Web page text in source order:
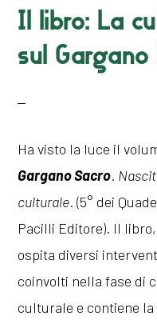
Il libro: La
sul Gargano
Ha visto la luce il
Gargano Sacro.
culturale. (5° dei
Pacilli Editore). Il
ospita diversi
coinvolti nella fase di
culturale e contiene